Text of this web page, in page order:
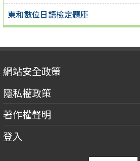
東和數位日語檢定題庫
網站安全政策
隱私權政策
著作權聲明
登入